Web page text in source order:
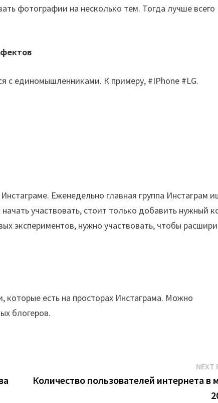
фотографии на несколько тем. Тогда лучше всего
с единомышленниками. К примеру, #IPhone #LG.
Еженедельно главная группа Инстаграм
участвовать, стоит только добавить нужный
экспериментов, нужно участвовать, чтобы
которые есть на просторах Инстаграма. Можно
блогеров.
NEXT
Количество пользователей интернета в